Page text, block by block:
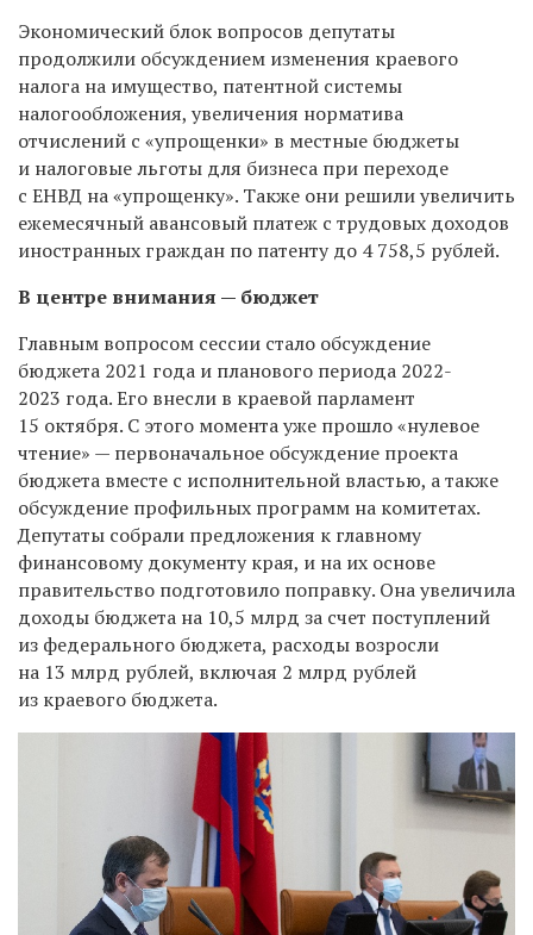
Экономический блок вопросов депутаты
продолжили обсуждением изменения краевого
налога на имущество, патентной системы
налогообложения, увеличения норматива
отчислений с «упрощенки» в местные бюджеты
и налоговые льготы для бизнеса при переходе
с ЕНВД на «упрощенку». Также они решили увеличить
ежемесячный авансовый платеж с трудовых доходов
иностранных граждан по патенту до 4 758,5 рублей.
В центре внимания — бюджет
Главным вопросом сессии стало обсуждение
бюджета 2021 года и планового периода 2022-
2023 года. Его внесли в краевой парламент
15 октября. С этого момента уже прошло «нулевое
чтение» — первоначальное обсуждение проекта
бюджета вместе с исполнительной властью, а также
обсуждение профильных программ на комитетах.
Депутаты собрали предложения к главному
финансовому документу края, и на их основе
правительство подготовило поправку. Она увеличила
доходы бюджета на 10,5 млрд за счет поступлений
из федерального бюджета, расходы возросли
на 13 млрд рублей, включая 2 млрд рублей
из краевого бюджета.